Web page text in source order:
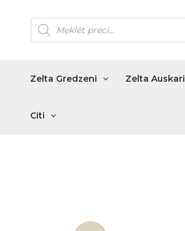
content
Products
search
Zelta Gredzeni Zelta Auskari
Citi